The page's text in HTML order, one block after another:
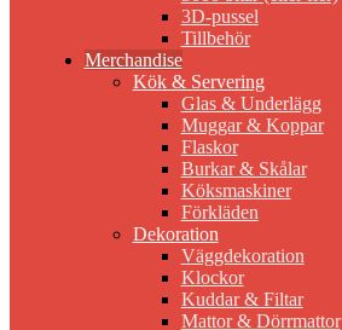
3D-pussel
Tillbehör
Merchandise
Kök & Servering
Glas & Underlägg
Muggar & Koppar
Flaskor
Burkar & Skålar
Köksmaskiner
Förkläden
Dekoration
Väggdekoration
Klockor
Kuddar & Filtar
Mattor & Dörrmattor